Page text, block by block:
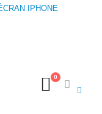
IPHONE
0